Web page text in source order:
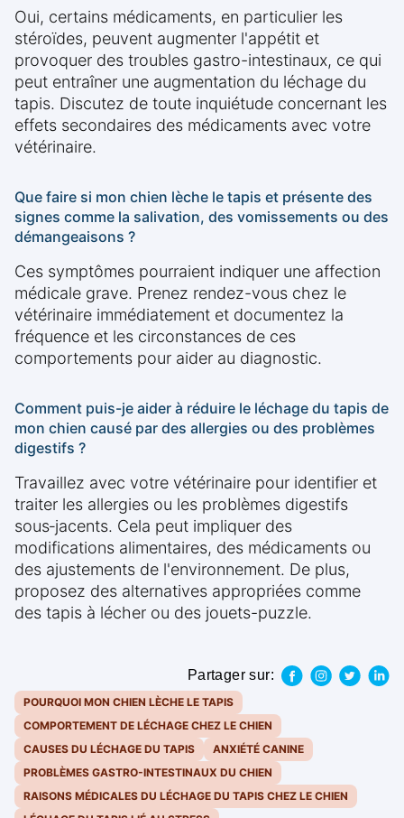
Oui, certains médicaments, en particulier les
stéroïdes, peuvent augmenter l'appétit et
provoquer des troubles gastro-intestinaux, ce qui
peut entraîner une augmentation du léchage du
tapis. Discutez de toute inquiétude concernant les
effets secondaires des médicaments avec votre
vétérinaire.
Que faire si mon chien lèche le tapis et présente des
signes comme la salivation, des vomissements ou des
démangeaisons ?
Ces symptômes pourraient indiquer une affection
médicale grave. Prenez rendez-vous chez le
vétérinaire immédiatement et documentez la
fréquence et les circonstances de ces
comportements pour aider au diagnostic.
Comment puis-je aider à réduire le léchage du tapis de
mon chien causé par des allergies ou des problèmes
digestifs ?
Travaillez avec votre vétérinaire pour identifier et
traiter les allergies ou les problèmes digestifs
sous‑jacents. Cela peut impliquer des
modifications alimentaires, des médicaments ou
des ajustements de l'environnement. De plus,
proposez des alternatives appropriées comme
des tapis à lécher ou des jouets-puzzle.
Partager sur:
POURQUOI MON CHIEN LÈCHE LE TAPIS
COMPORTEMENT DE LÉCHAGE CHEZ LE CHIEN
CAUSES DU LÉCHAGE DU TAPIS
ANXIÉTÉ CANINE
PROBLÈMES GASTRO-INTESTINAUX DU CHIEN
RAISONS MÉDICALES DU LÉCHAGE DU TAPIS CHEZ LE CHIEN